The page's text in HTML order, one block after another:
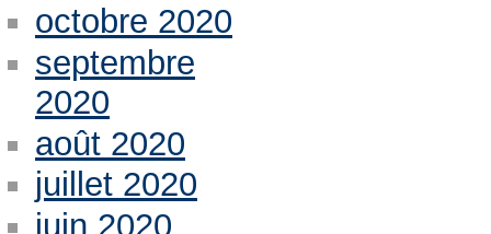
octobre 2020
septembre
2020
août 2020
juillet 2020
juin 2020